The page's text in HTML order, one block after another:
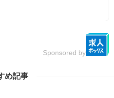
Sponsored by
め記事